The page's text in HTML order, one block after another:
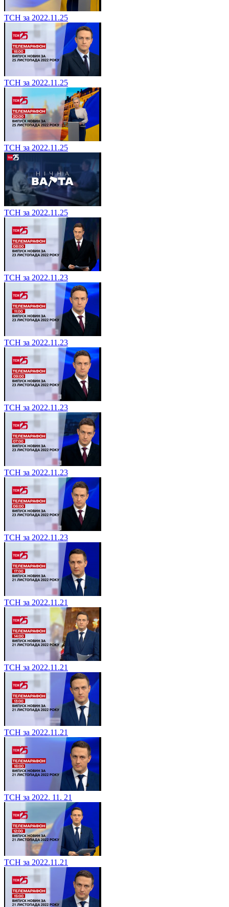
ТСН за 2022.11.25
ТСН за 2022.11.25
ТСН за 2022.11.25
ТСН за 2022.11.25
ТСН за 2022.11.23
ТСН за 2022.11.23
ТСН за 2022.11.23
ТСН за 2022.11.23
ТСН за 2022.11.23
ТСН за 2022.11.21
ТСН за 2022.11.21
ТСН за 2022.11.21
ТСН за 2022. 11. 21
ТСН за 2022.11.21